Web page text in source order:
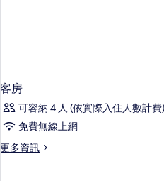
客房
可容納 4 人 (依實際入住人數計費)
免費無線上網
更多資訊
更